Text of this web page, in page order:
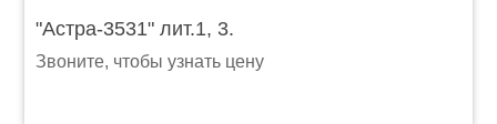
"Астра-3531" лит.1, 3.
Звоните, чтобы узнать цену